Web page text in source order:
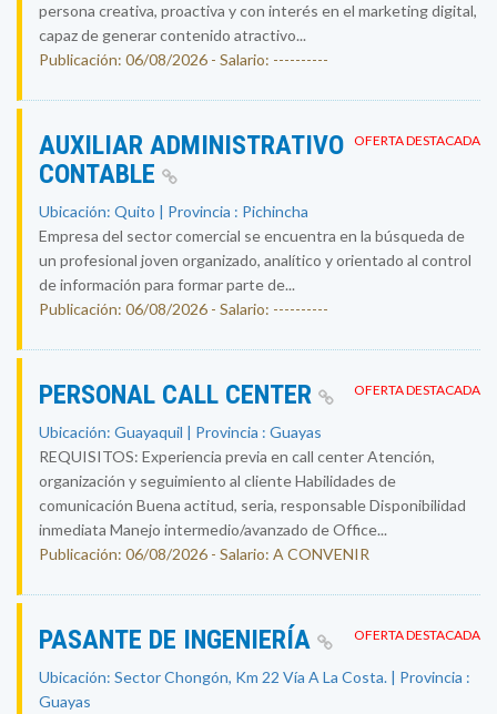
persona creativa, proactiva y con interés en el marketing digital,
capaz de generar contenido atractivo...
Publicación: 06/08/2026 - Salario: ----------
OFERTA DESTACADA
AUXILIAR ADMINISTRATIVO
CONTABLE
Ubicación: Quito | Provincia : Pichincha
Empresa del sector comercial se encuentra en la búsqueda de
un profesional joven organizado, analítico y orientado al control
de información para formar parte de...
Publicación: 06/08/2026 - Salario: ----------
OFERTA DESTACADA
PERSONAL CALL CENTER
Ubicación: Guayaquil | Provincia : Guayas
REQUISITOS: Experiencia previa en call center Atención,
organización y seguimiento al cliente Habilidades de
comunicación Buena actitud, seria, responsable Disponibilidad
inmediata Manejo intermedio/avanzado de Office...
Publicación: 06/08/2026 - Salario: A CONVENIR
OFERTA DESTACADA
PASANTE DE INGENIERÍA
Ubicación: Sector Chongón, Km 22 Vía A La Costa. | Provincia :
Guayas